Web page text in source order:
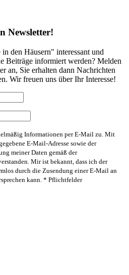
Newsletter!
den Häusern" interessant und
Beiträge informiert werden? Melden
an, Sie erhalten dann Nachrichten
Wir freuen uns über Ihr Interesse!
Informationen per E-Mail zu. Mit
E-Mail-Adresse sowie der
meiner Daten gemäß der
Mir ist bekannt, dass ich der
durch die Zusendung einer E-Mail an
kann. * Pflichtfelder